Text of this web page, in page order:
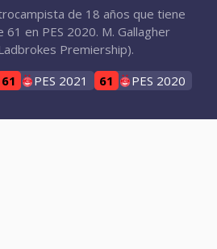
de 18 años que tiene
61 en PES 2020. M. Gallagher
Premiership).
61 PES 2021 61 PES 2020